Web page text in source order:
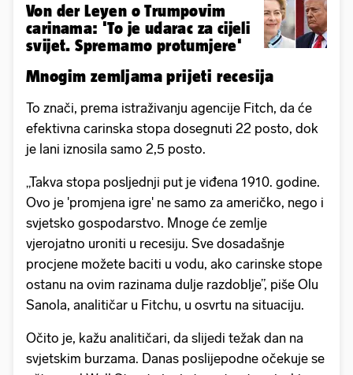
Von der Leyen o Trumpovim
carinama: 'To je udarac za cijeli
svijet. Spremamo protumjere'
Mnogim zemljama prijeti recesija
To znači, prema istraživanju agencije Fitch, da će
efektivna carinska stopa dosegnuti 22 posto, dok
je lani iznosila samo 2,5 posto.
„Takva stopa posljednji put je viđena 1910. godine.
Ovo je 'promjena igre' ne samo za američko, nego i
svjetsko gospodarstvo. Mnoge će zemlje
vjerojatno uroniti u recesiju. Sve dosadašnje
procjene možete baciti u vodu, ako carinske stope
ostanu na ovim razinama dulje razdoblje”, piše Olu
Sanola, analitičar u Fitchu, u osvrtu na situaciju.
Očito je, kažu analitičari, da slijedi težak dan na
svjetskim burzama. Danas poslijepodne očekuje se